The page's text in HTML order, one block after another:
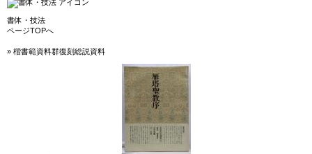
書体・技法
ページTOPへ
» 楷書範資料群復刻総説資料